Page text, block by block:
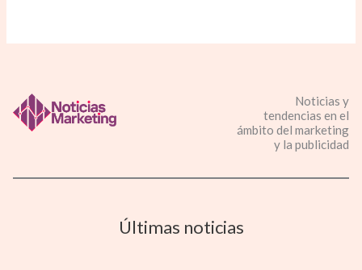
Noticias y
tendencias en el
ámbito del marketing
y la publicidad
Últimas noticias